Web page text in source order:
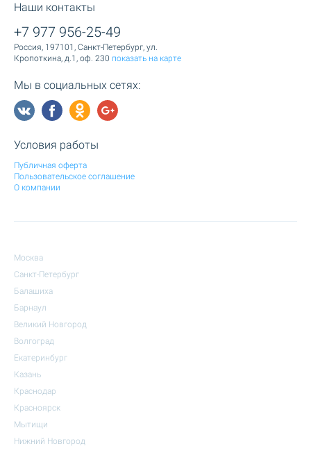
Наши контакты
+7 977 956-25-49
Россия, 197101, Санкт-Петербург, ул.
Кропоткина, д.1, оф. 230 показать на карте
Мы в социальных сетях:
Условия работы
Публичная оферта
Пользовательское соглашение
О компании
Москва
Санкт-Петербург
Балашиха
Барнаул
Великий Новгород
Волгоград
Екатеринбург
Казань
Краснодар
Красноярск
Мытищи
Нижний Новгород